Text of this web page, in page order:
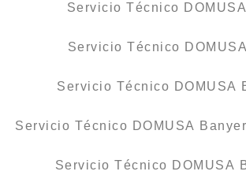
Servicio Técnico
Servicio Técnico
Servicio Técnico DOMUSA
Servicio Técnico DOMUSA
Servicio Técnico DOMUSA